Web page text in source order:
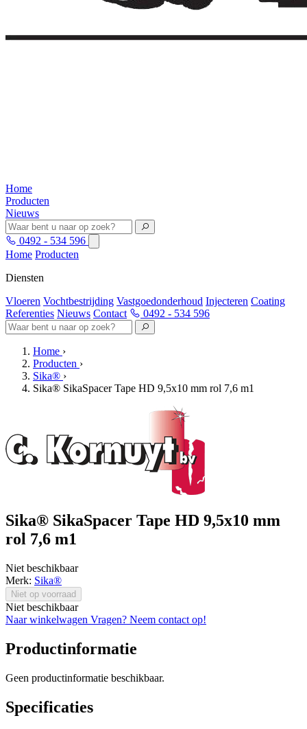
Home
Producten
Nieuws
0492 - 534 596
Home Producten
Diensten
Vloeren Vochtbestrijding Vastgoedonderhoud Injecteren Coating
Referenties Nieuws Contact 0492 - 534 596
Home ›
Producten ›
Sika® ›
Sika® SikaSpacer Tape HD 9,5x10 mm rol 7,6 m1
Sika® SikaSpacer Tape HD 9,5x10 mm
rol 7,6 m1
Niet beschikbaar
Merk: Sika®
Niet op voorraad
Niet beschikbaar
Naar winkelwagen Vragen? Neem contact op!
Productinformatie
Geen productinformatie beschikbaar.
Specificaties